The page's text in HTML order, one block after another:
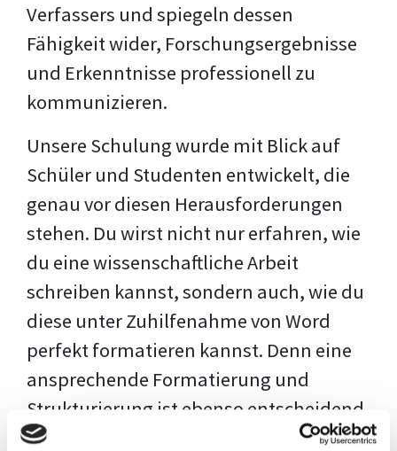
Verfassers und spiegeln dessen
Fähigkeit wider, Forschungsergebnisse
und Erkenntnisse professionell zu
kommunizieren.
Unsere Schulung wurde mit Blick auf
Schüler und Studenten entwickelt, die
genau vor diesen Herausforderungen
stehen. Du wirst nicht nur erfahren, wie
du eine wissenschaftliche Arbeit
schreiben kannst, sondern auch, wie du
diese unter Zuhilfenahme von Word
perfekt formatieren kannst. Denn eine
ansprechende Formatierung und
Strukturierung ist ebenso entscheidend
wie der Inhalt selbst. Jeder Prüfer hat